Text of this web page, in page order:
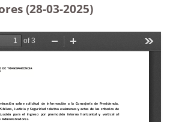
(28-03-2025)